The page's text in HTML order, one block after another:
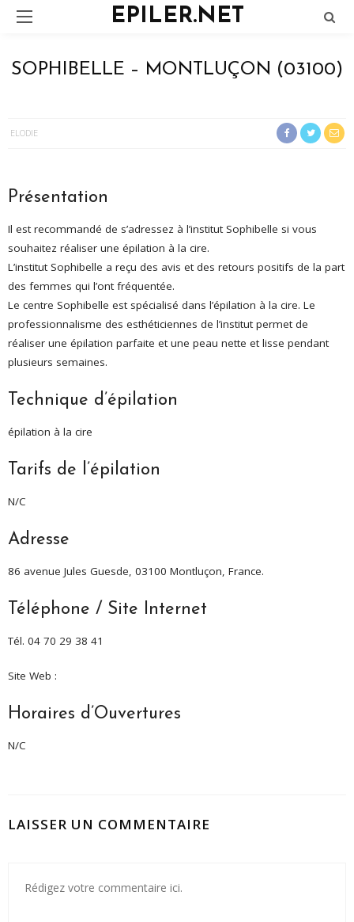
EPILER.NET
SOPHIBELLE – MONTLUÇON (03100)
ELODIE
Présentation
Il est recommandé de s’adressez à l’institut Sophibelle si vous
souhaitez réaliser une épilation à la cire.
L’institut Sophibelle a reçu des avis et des retours positifs de la part
des femmes qui l’ont fréquentée.
Le centre Sophibelle est spécialisé dans l’épilation à la cire. Le
professionnalisme des esthéticiennes de l’institut permet de
réaliser une épilation parfaite et une peau nette et lisse pendant
plusieurs semaines.
Technique d’épilation
épilation à la cire
Tarifs de l’épilation
N/C
Adresse
86 avenue Jules Guesde, 03100 Montluçon, France.
Téléphone / Site Internet
Tél. 04 70 29 38 41
Site Web :
Horaires d’Ouvertures
N/C
LAISSER UN COMMENTAIRE